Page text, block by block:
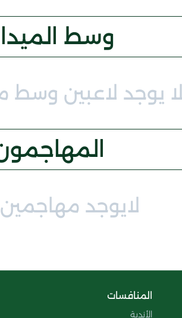
وسط
يوجد لاعبين وسط
لايوجد مهاجمين
المنافسات
الأندية